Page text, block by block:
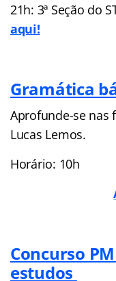
21h: 3ª Seção do
aqui!
Gramática
Aprofunde-se nas
Lucas Lemos.
Horário: 10h
Concurso
estudos